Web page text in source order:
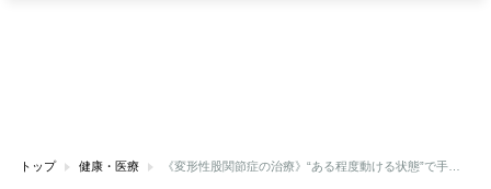
トップ 健康・医療 《変形性股関節症の治療》“ある程度動ける状態”で手術を決断したほうがいい結果になりやすいとの指摘 「40代で骨切り術、その後に人工関節」などライフステージに応じた選択も重要